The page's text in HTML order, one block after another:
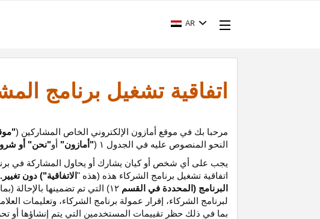
AR
اتفاقية تشغيل برنامج
مرحبا بك في موقع أمازون الإلكتروني الخاص المشاركين (
النحو المنصوص عليه في الجدول ۱ ( "أمازون" أو"نحن" أو
يجب على أي شخص أو كيان يشارك أو يحاول المشاركة في
اتفاقية تشغيل برنامج الشركاء هذه (هذه " الاتفاقية") دون
البرنامج (المحددة في القسم ۱۲) التي تم تضمينها بالإحالة
لبرنامج الشركاء،
إقرار عمولة برنامج الشركاء، وتعليمات
بما في ذلك حظر تقييمات المستخدمين التي يتم إنشاؤها أو